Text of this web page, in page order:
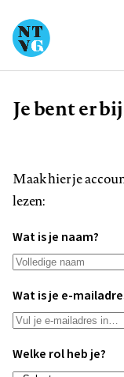
Kruimelpad
Je bent er
Maak hier je
lezen:
Wat is je naam?
Wat is je e-
Welke rol heb je?